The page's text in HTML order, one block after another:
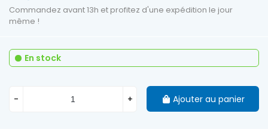
Commandez avant 13h et profitez d'une expédition le jour
même !
En stock
- + Ajouter au panier